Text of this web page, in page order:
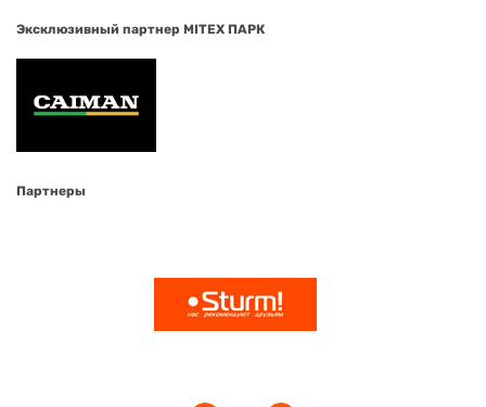
Эксклюзивный партнер MITEX ПАРК
Партнеры